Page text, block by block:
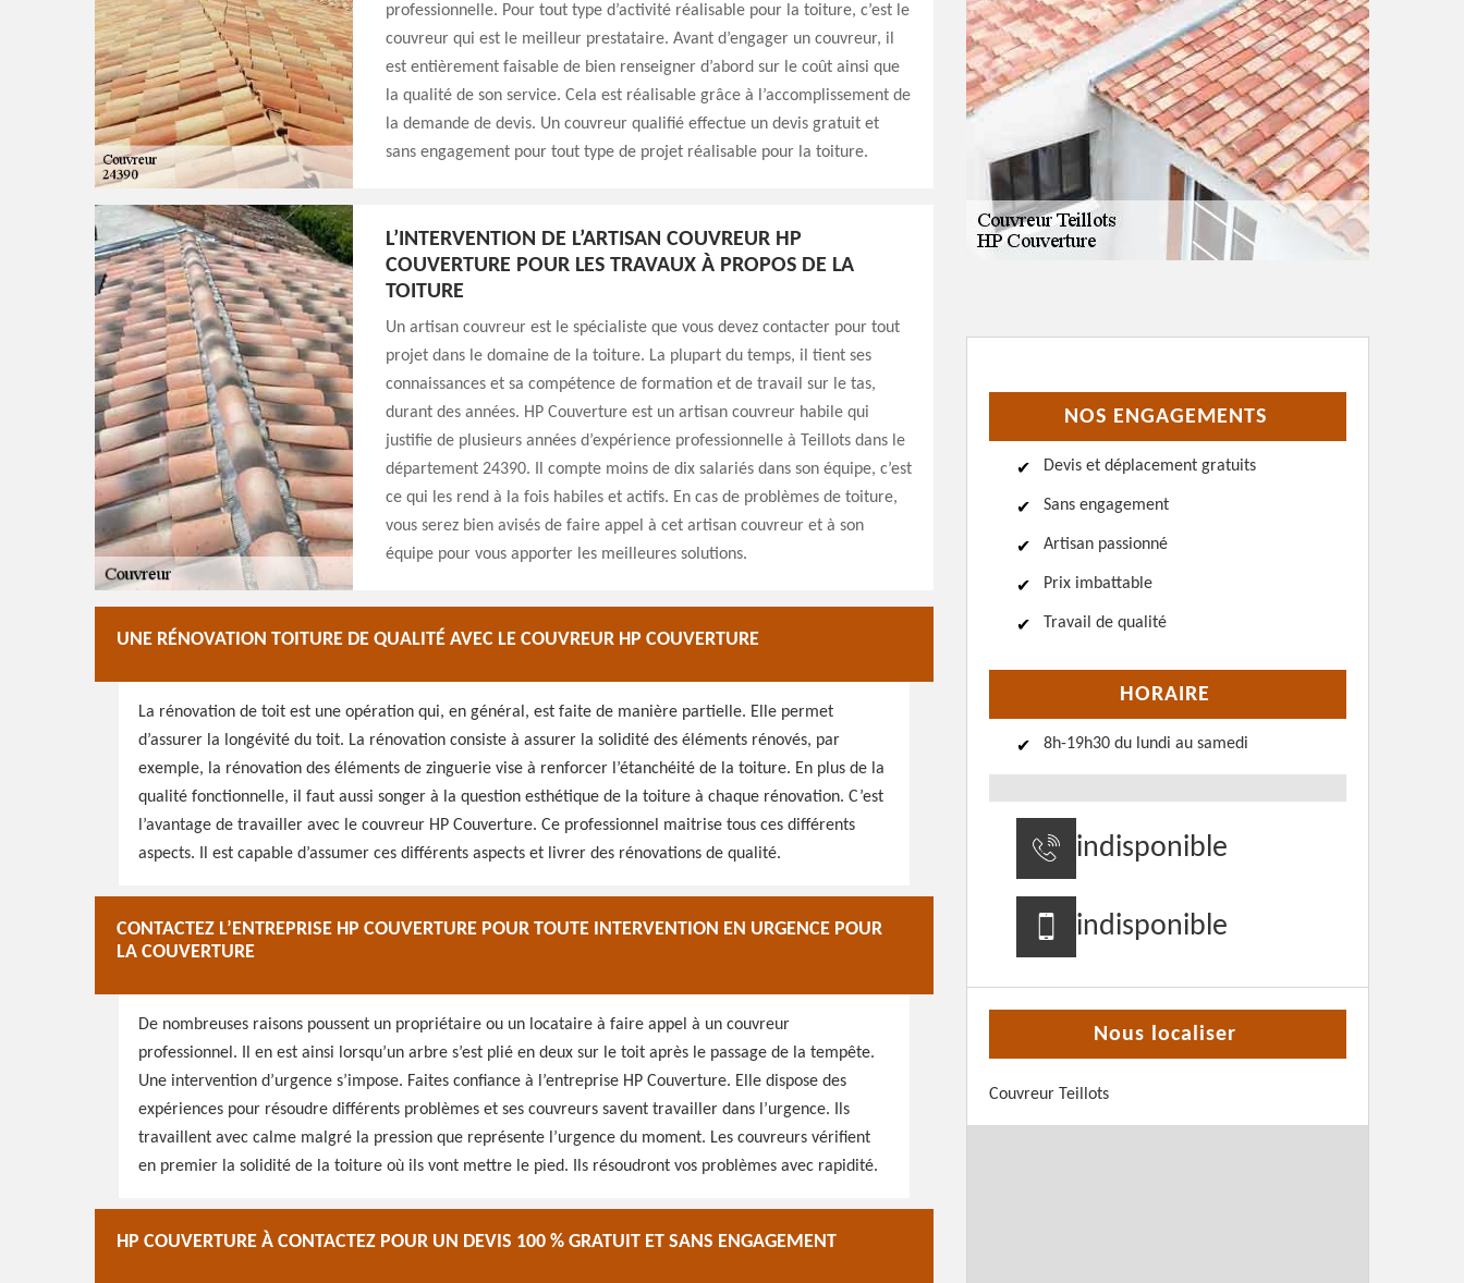
professionnelle. Pour tout type d’activité réalisable pour la toiture, c’est le
couvreur qui est le meilleur prestataire. Avant d’engager un couvreur, il
est entièrement faisable de bien renseigner d’abord sur le coût ainsi que
la qualité de son service. Cela est réalisable grâce à l’accomplissement de
la demande de devis. Un couvreur qualifié effectue un devis gratuit et
sans engagement pour tout type de projet réalisable pour la toiture.
L’INTERVENTION DE L’ARTISAN COUVREUR HP
COUVERTURE POUR LES TRAVAUX À PROPOS DE LA
TOITURE
Un artisan couvreur est le spécialiste que vous devez contacter pour tout
projet dans le domaine de la toiture. La plupart du temps, il tient ses
connaissances et sa compétence de formation et de travail sur le tas,
durant des années. HP Couverture est un artisan couvreur habile qui
justifie de plusieurs années d’expérience professionnelle à Teillots dans le
département 24390. Il compte moins de dix salariés dans son équipe, c’est
ce qui les rend à la fois habiles et actifs. En cas de problèmes de toiture,
vous serez bien avisés de faire appel à cet artisan couvreur et à son
équipe pour vous apporter les meilleures solutions.
UNE RÉNOVATION TOITURE DE QUALITÉ AVEC LE COUVREUR HP COUVERTURE
La rénovation de toit est une opération qui, en général, est faite de manière partielle. Elle permet
d’assurer la longévité du toit. La rénovation consiste à assurer la solidité des éléments rénovés, par
exemple, la rénovation des éléments de zinguerie vise à renforcer l’étanchéité de la toiture. En plus de la
qualité fonctionnelle, il faut aussi songer à la question esthétique de la toiture à chaque rénovation. C’est
l’avantage de travailler avec le couvreur HP Couverture. Ce professionnel maitrise tous ces différents
aspects. Il est capable d’assumer ces différents aspects et livrer des rénovations de qualité.
CONTACTEZ L’ENTREPRISE HP COUVERTURE POUR TOUTE INTERVENTION EN URGENCE POUR
LA COUVERTURE
De nombreuses raisons poussent un propriétaire ou un locataire à faire appel à un couvreur
professionnel. Il en est ainsi lorsqu’un arbre s’est plié en deux sur le toit après le passage de la tempête.
Une intervention d’urgence s’impose. Faites confiance à l’entreprise HP Couverture. Elle dispose des
expériences pour résoudre différents problèmes et ses couvreurs savent travailler dans l’urgence. Ils
travaillent avec calme malgré la pression que représente l’urgence du moment. Les couvreurs vérifient
en premier la solidité de la toiture où ils vont mettre le pied. Ils résoudront vos problèmes avec rapidité.
HP COUVERTURE À CONTACTEZ POUR UN DEVIS 100 % GRATUIT ET SANS ENGAGEMENT
NOS ENGAGEMENTS
Devis et déplacement gratuits
Sans engagement
Artisan passionné
Prix imbattable
Travail de qualité
HORAIRE
8h-19h30 du lundi au samedi
indisponible
indisponible
Nous localiser
Couvreur Teillots